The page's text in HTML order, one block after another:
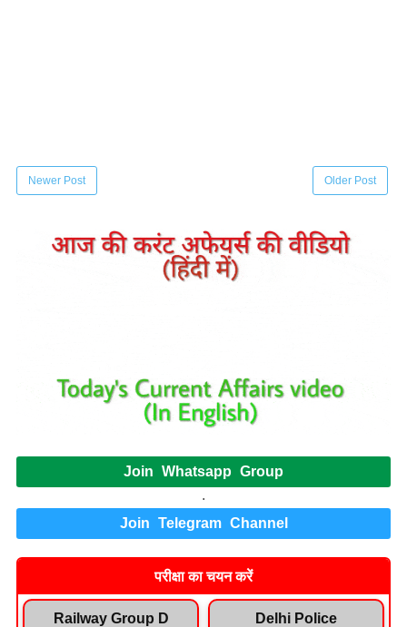
Newer Post Older Post
Join Whatsapp Group
.
Join Telegram Channel
परीक्षा का चयन करें
Railway Group D Delhi Police